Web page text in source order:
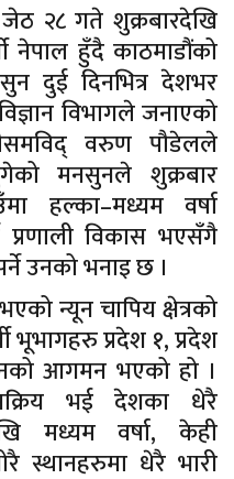
२८ गते शुक्रबारदेखि
हुँदै काठमाडौंको
दुई दिनभित्र देशभर
विभागले जनाएको
वरुण पौडेलले
मनसुनले शुक्रबार
हल्का–मध्यम वर्षा
प्रणाली विकास भएसँगै
उनको भनाइ छ ।
न्यून चापिय क्षेत्रको
प्रदेश १, प्रदेश
आगमन भएको हो ।
भई देशका धेरै
मध्यम वर्षा, केही
स्थानहरुमा धेरै भारी